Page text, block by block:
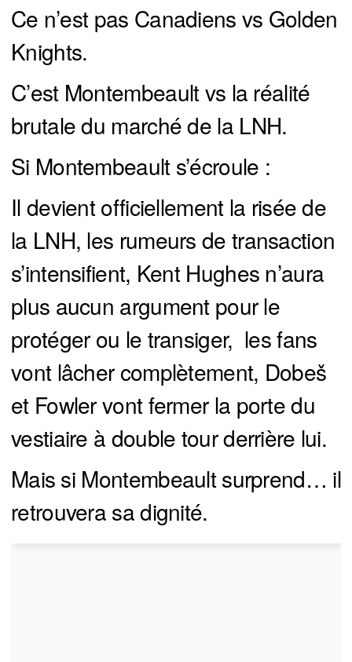
Ce n’est pas Canadiens vs Golden
Knights.
C’est Montembeault vs la réalité
brutale du marché de la LNH.
Si Montembeault s’écroule :
Il devient officiellement la risée de
la LNH, les rumeurs de transaction
s’intensifient, Kent Hughes n’aura
plus aucun argument pour le
protéger ou le transiger, les fans
vont lâcher complètement, Dobeš
et Fowler vont fermer la porte du
vestiaire à double tour derrière lui.
Mais si Montembeault surprend… il
retrouvera sa dignité.